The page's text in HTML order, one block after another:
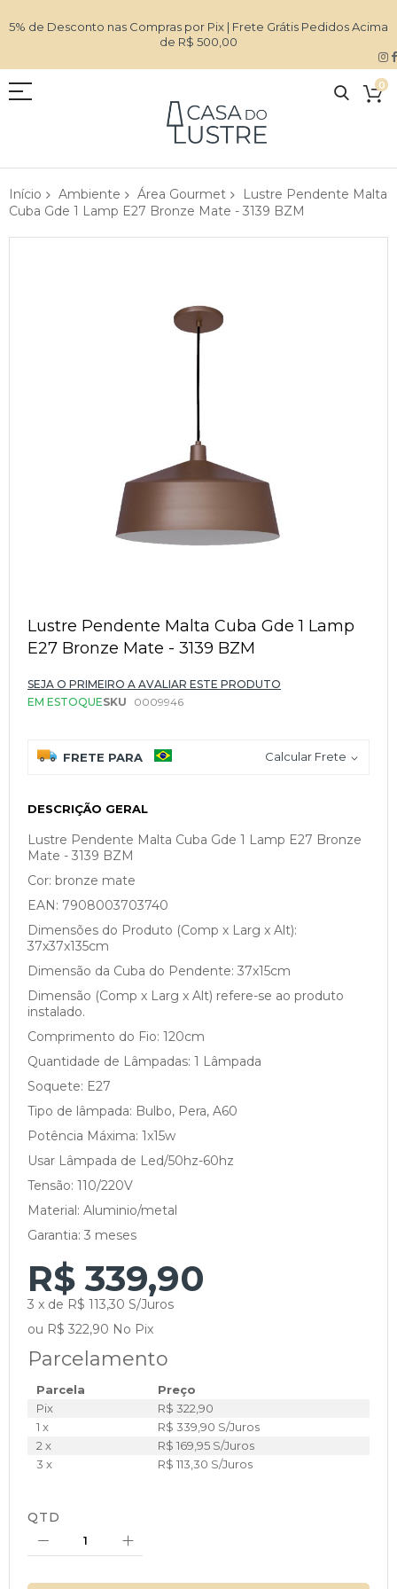
5% de Desconto nas Compras por Pix | Frete Grátis Pedidos Acima
de R$ 500,00
0
Início Ambiente Área Gourmet
Lustre Pendente Malta
Cuba Gde 1 Lamp E27 Bronze Mate - 3139 BZM
para
o
início
Galeria
de
Lustre Pendente Malta Cuba Gde 1 Lamp
E27 Bronze Mate - 3139 BZM
SEJA O PRIMEIRO A AVALIAR ESTE PRODUTO
EM ESTOQUESKU 0009946
FRETE PARA Calcular Frete
DESCRIÇÃO GERAL
Lustre Pendente Malta Cuba Gde 1 Lamp E27 Bronze
Mate - 3139 BZM
Cor: bronze mate
EAN: 7908003703740
Dimensões do Produto (Comp x Larg x Alt):
37x37x135cm
Dimensão da Cuba do Pendente: 37x15cm
Dimensão (Comp x Larg x Alt) refere-se ao produto
instalado.
Comprimento do Fio: 120cm
Quantidade de Lâmpadas: 1 Lâmpada
Soquete: E27
Tipo de lâmpada: Bulbo, Pera, A60
Potência Máxima: 1x15w
Usar Lâmpada de Led/50hz-60hz
Tensão: 110/220V
Material: Aluminio/metal
Garantia: 3 meses
R$ 339,90
3 x de R$ 113,30 S/Juros
ou R$ 322,90 No Pix
Parcelamento
Parcela
Preço
Pix
R$ 322,90
1 x
R$ 339,90 S/Juros
2 x
R$ 169,95 S/Juros
3 x
R$ 113,30 S/Juros
QTD